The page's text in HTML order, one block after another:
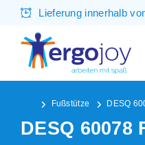
Lieferung innerhalb
Fußstütze DESQ
DESQ 60078